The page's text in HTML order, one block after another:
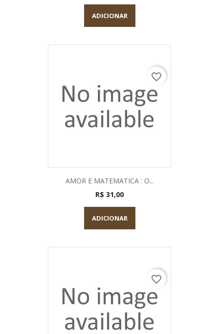
ADICIONAR
AMOR E MATEMATICA : O...
R$ 31,00
ADICIONAR
favorite_border
favorite_border